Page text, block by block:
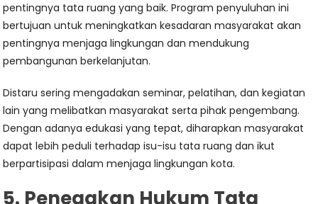
pentingnya tata ruang yang baik. Program penyuluhan ini
bertujuan untuk meningkatkan kesadaran masyarakat akan
pentingnya menjaga lingkungan dan mendukung
pembangunan berkelanjutan.
Distaru sering mengadakan seminar, pelatihan, dan kegiatan
lain yang melibatkan masyarakat serta pihak pengembang.
Dengan adanya edukasi yang tepat, diharapkan masyarakat
dapat lebih peduli terhadap isu-isu tata ruang dan ikut
berpartisipasi dalam menjaga lingkungan kota.
5. Penegakan Hukum Tata